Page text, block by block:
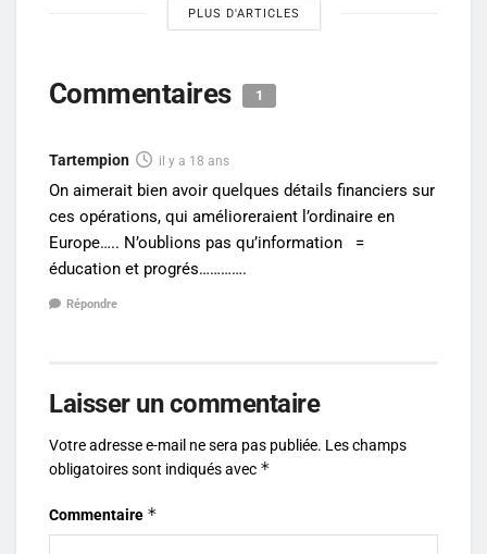
PLUS D'ARTICLES
Commentaires 1
Tartempion il y a 18 ans
On aimerait bien avoir quelques détails financiers sur
ces opérations, qui amélioreraient l’ordinaire en
Europe….. N’oublions pas qu’information =
éducation et progrés………….
Répondre
Laisser un commentaire
Votre adresse e-mail ne sera pas publiée. Les champs
obligatoires sont indiqués avec *
Commentaire *